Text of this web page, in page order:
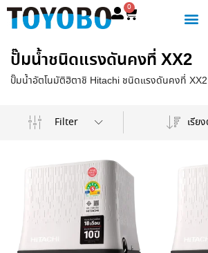
0
ปั๊มน้ำชนิดแรงดันคงที่ XX2
ปั๊มน้ำอัตโนมัติฮิตาชิ Hitachi ชนิดแรงดันคงที่ XX2
Filter